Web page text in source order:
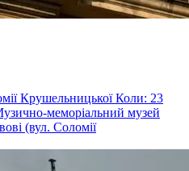
Крушельницької Коли: 23
меморіальний музей
(вул. Соломії